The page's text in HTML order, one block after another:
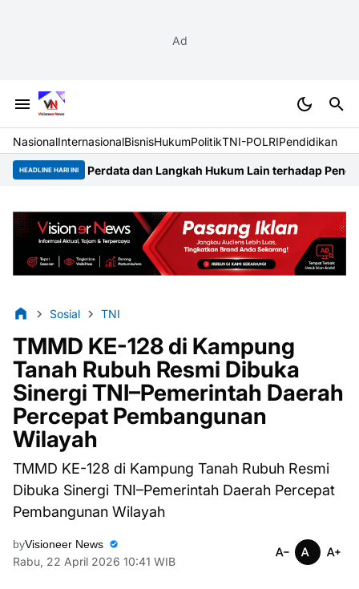
Ad
NasionalInternasionalBisnisHukumPolitikTNI-POLRIPendidikan
HEADLINE HARI INI
dan Langkah Hukum Lain terhadap Pengembang Taman
Sosial TNI
TMMD KE-128 di Kampung
Tanah Rubuh Resmi Dibuka
Sinergi TNI–Pemerintah Daerah
Percepat Pembangunan
Wilayah
TMMD KE-128 di Kampung Tanah Rubuh Resmi
Dibuka Sinergi TNI–Pemerintah Daerah Percepat
Pembangunan Wilayah
byVisioneer News
Rabu, 22 April 2026 10:41 WIB